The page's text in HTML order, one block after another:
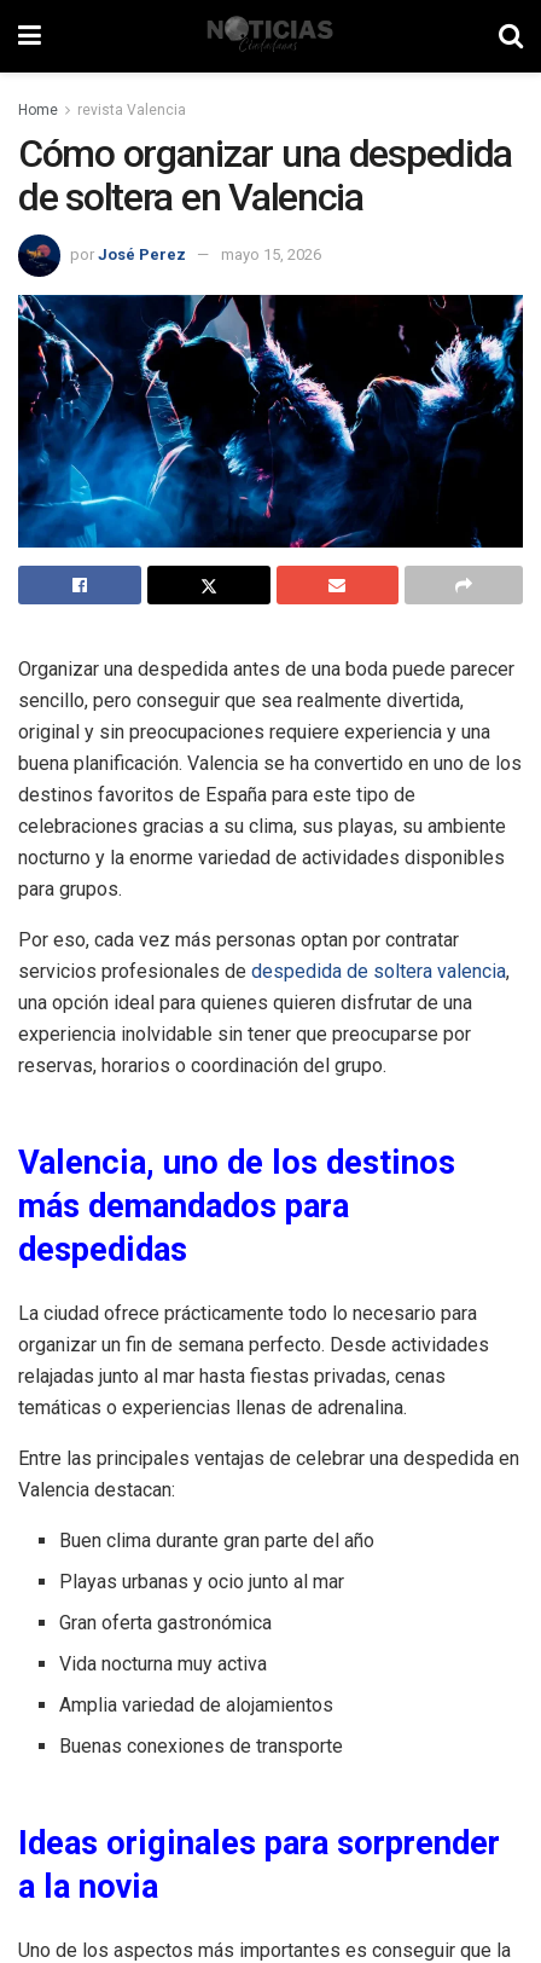
Home revista Valencia
Cómo organizar una despedida
de soltera en Valencia
por José Perez mayo 15, 2026
Organizar una despedida antes de una boda puede parecer
sencillo, pero conseguir que sea realmente divertida,
original y sin preocupaciones requiere experiencia y una
buena planificación. Valencia se ha convertido en uno de los
destinos favoritos de España para este tipo de
celebraciones gracias a su clima, sus playas, su ambiente
nocturno y la enorme variedad de actividades disponibles
para grupos.
Por eso, cada vez más personas optan por contratar
servicios profesionales de despedida de soltera valencia,
una opción ideal para quienes quieren disfrutar de una
experiencia inolvidable sin tener que preocuparse por
reservas, horarios o coordinación del grupo.
Valencia, uno de los destinos
más demandados para
despedidas
La ciudad ofrece prácticamente todo lo necesario para
organizar un fin de semana perfecto. Desde actividades
relajadas junto al mar hasta fiestas privadas, cenas
temáticas o experiencias llenas de adrenalina.
Entre las principales ventajas de celebrar una despedida en
Valencia destacan:
Buen clima durante gran parte del año
Playas urbanas y ocio junto al mar
Gran oferta gastronómica
Vida nocturna muy activa
Amplia variedad de alojamientos
Buenas conexiones de transporte
Ideas originales para sorprender
a la novia
Uno de los aspectos más importantes es conseguir que la